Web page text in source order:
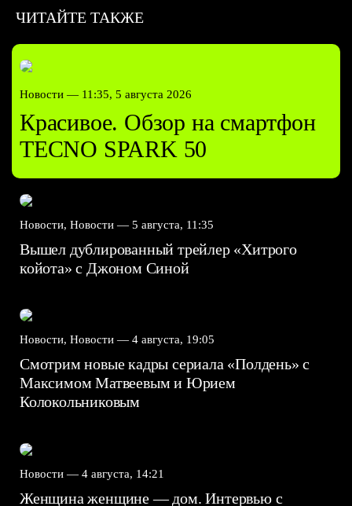
ЧИТАЙТЕ ТАКЖЕ
Новости — 11:35, 5 августа 2026
Красивое. Обзор на смартфон
TECNO SPARK 50
Новости, Новости — 5 августа, 11:35
Вышел дублированный трейлер «Хитрого
койота» с Джоном Синой
Новости, Новости — 4 августа, 19:05
Смотрим новые кадры сериала «Полдень» с
Максимом Матвеевым и Юрием
Колокольниковым
Новости — 4 августа, 14:21
Женщина женщине — дом. Интервью с